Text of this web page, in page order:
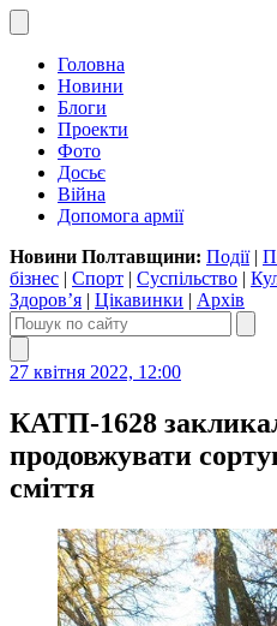
Головна
Новини
Блоги
Проекти
Фото
Досьє
Війна
Допомога армії
Новини Полтавщини: Події|
бізнес | Спорт | Суспільство |
Здоров’я | Цікавинки | Архів
27 квітня 2022, 12:00
КАТП-1628
продовжувати
сміття